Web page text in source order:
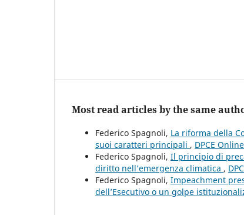
Most read articles by the same
Federico Spagnoli, La riforma della
suoi caratteri principali , DPCE
Federico Spagnoli, Il principio di
diritto nell’emergenza climatica ,
Federico Spagnoli, Impeachment
dell’Esecutivo o un golpe